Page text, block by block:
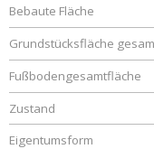
Bebaute Fläche
Grundstücksfläche
Fußbodengesamtfläche
Zustand
Eigentumsform